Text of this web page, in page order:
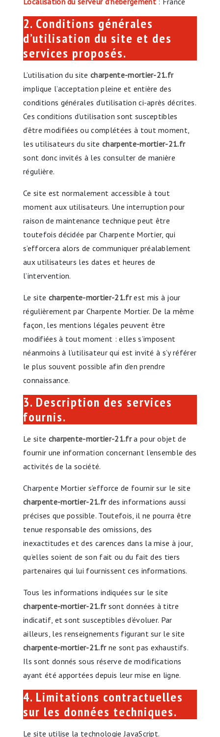
2. Conditions générales
d’utilisation du site et des
services proposés.
L’utilisation du sitecharpente-mortier-21.fr
implique l’acceptation pleine et entière des
conditions générales d’utilisation ci-après décrites.
Ces conditions d’utilisation sont susceptibles
d’être modifiées ou complétées à tout moment,
les utilisateurs du sitecharpente-mortier-21.fr
sont donc invités à les consulter de manière
régulière.
Ce site est normalement accessible à tout
moment aux utilisateurs. Une interruption pour
raison de maintenance technique peut être
toutefois décidée par Charpente Mortier, qui
s’efforcera alors de communiquer préalablement
aux utilisateurs les dates et heures de
l’intervention.
Le site charpente-mortier-21.frest mis à jour
régulièrement par Charpente Mortier. De la même
façon, les mentions légales peuvent être
modifiées à tout moment : elles s’imposent
néanmoins à l’utilisateur qui est invité à s’y référer
le plus souvent possible afin d’en prendre
connaissance.
3. Description des services
fournis.
Le site charpente-mortier-21.fra pour objet de
fournir une information concernant l’ensemble des
activités de la société.
Charpente Mortier s’efforce de fournir sur le site
charpente-mortier-21.frdes informations aussi
précises que possible. Toutefois, il ne pourra être
tenue responsable des omissions, des
inexactitudes et des carences dans la mise à jour,
qu’elles soient de son fait ou du fait des tiers
partenaires qui lui fournissent ces informations.
Tous les informations indiquées sur le site
charpente-mortier-21.frsont données à titre
indicatif, et sont susceptibles d’évoluer. Par
ailleurs, les renseignements figurant sur le site
charpente-mortier-21.frne sont pas exhaustifs.
Ils sont donnés sous réserve de modifications
ayant été apportées depuis leur mise en ligne.
4. Limitations contractuelles
sur les données techniques.
Le site utilise la technologie JavaScript.